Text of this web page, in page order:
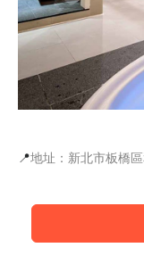
📍地址：新北市板橋